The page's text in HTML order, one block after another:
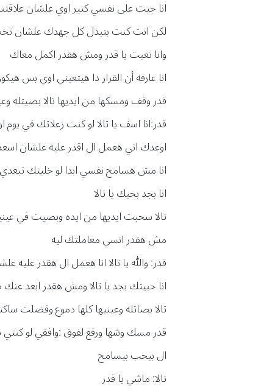
انا جيت على نفسي كتير اوي علشان
لكن انت كنت بتبذل كل جهدك علشان
وانا تعبت يا قدر ومش هقدر اكمل معاك
انا عارفه أن القرار دا هيتعبني اوي بس
قدر وقف ومسكها من ايديها تالا بصيتله
قدر:انا اسف يا تالا لو كنت زعلاتك في
اوعدك اني هعمل ال اقدر عليه علشان
انا مش هسامح نفسي ابدا لو خليتك
انا بجد بحبك يا تالا
تالا سحبت ايديها من ايده وبصيت في
مش هقدر انسي معاملتك ليه
قدر: والله يا تالا انا هعمل ال هقدر
انا حبيتك بجد يا تالا ومش هقدر ابعد
تالا بصاتله وعينيها كلها دموع وفضلت
قدر مسك وشها ورفع لفوق :وافقي لو كنتي
ال بيحب بيسامح
تالا: ماشي يا قدر